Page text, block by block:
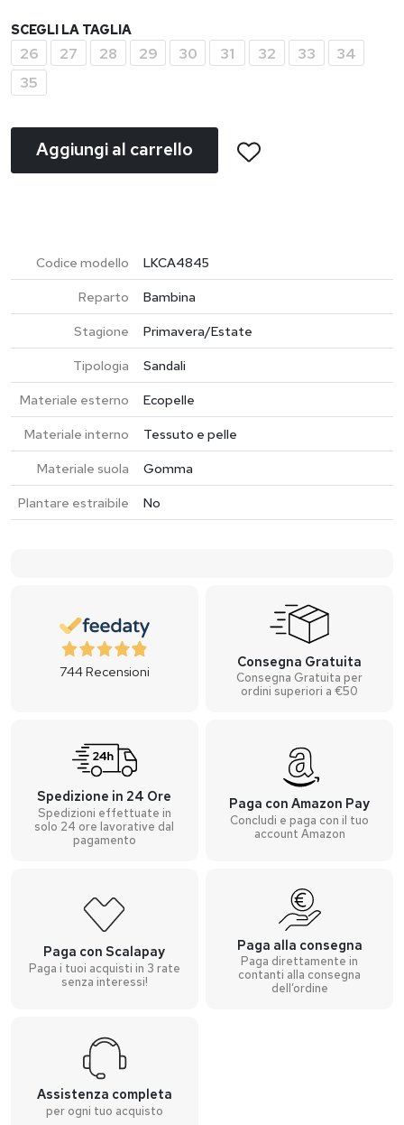
SCEGLI LA TAGLIA
26 27 28 29 30 31 32 33
34
35
Aggiungi al carrello
Codice modello
LKCA4845
Reparto
Bambina
Stagione
Primavera/Estate
Tipologia
Sandali
Materiale esterno
Ecopelle
Materiale interno
Tessuto e pelle
Materiale suola
Gomma
Plantare estraibile
No
744Recensioni
Consegna Gratuita
Consegna Gratuita per
ordini superiori a €50
Spedizione in 24 Ore
Spedizioni effettuate in
solo 24 ore lavorative dal
pagamento
Paga con Amazon Pay
Concludi e paga con il tuo
account Amazon
Paga con Scalapay
Paga i tuoi acquisti in 3 rate
senza interessi!
Paga alla consegna
Paga direttamente in
contanti alla consegna
dell’ordine
Assistenza completa
per ogni tuo acquisto